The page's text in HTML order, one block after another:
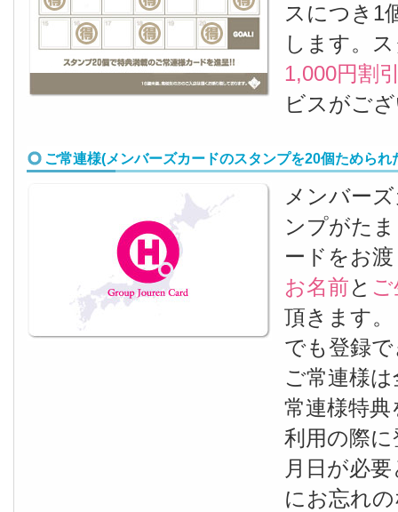
スにつき1
します。
1,000円割
ビスがご
ご常連様(メンバーズカードのスタンプを20個ためられ
メンバー
ンプがた
ードをお
お名前と
頂きます
でも登録
ご常連様
常連様特
利用の際
月日が必
にお忘れ